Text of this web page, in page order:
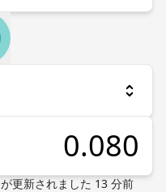
が更新されました 13分前